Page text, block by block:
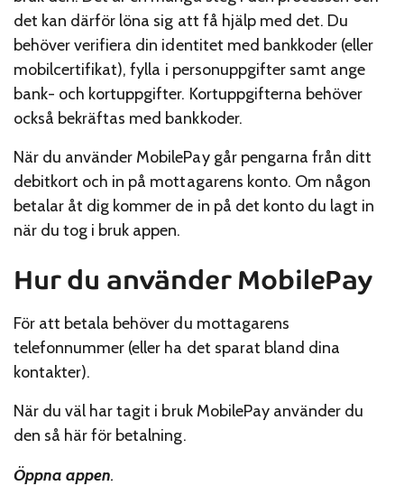
det kan därför löna sig att få hjälp med det. Du
behöver verifiera din identitet med bankkoder (eller
mobilcertifikat), fylla i personuppgifter samt ange
bank- och kortuppgifter. Kortuppgifterna behöver
också bekräftas med bankkoder.
När du använder MobilePay går pengarna från ditt
debitkort och in på mottagarens konto. Om någon
betalar åt dig kommer de in på det konto du lagt in
när du tog i bruk appen.
Hur du använder MobilePay
För att betala behöver du mottagarens
telefonnummer (eller ha det sparat bland dina
kontakter).
När du väl har tagit i bruk MobilePay använder du
den så här för betalning.
Öppna appen.